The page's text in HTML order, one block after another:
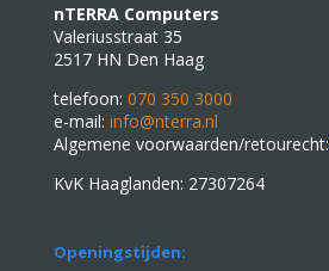
nTERRA Computers
Valeriusstraat 35
2517 HN Den Haag
telefoon: 070 350 3000
e-mail: info@nterra.nl
Algemene voorwaarden/retourecht:
KvK Haaglanden: 27307264
Openingstijden: